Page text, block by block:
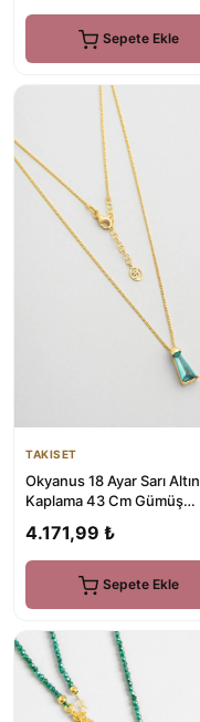
Sepete Ekle
TAKISET
Okyanus 18 Ayar Sarı Altın
Kaplama 43 Cm Gümüş
4.171,99 ₺
Sepete Ekle